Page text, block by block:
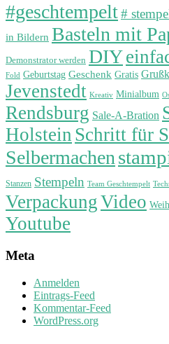
#geschtempelt#
in Bildern Basteln mit
Demonstrator werden DIY
Fold Geburtstag Geschenk Gratis
Jevenstedt Kreativ Minialbum
Rendsburg Sale-A-Bration
Holstein Schritt für
Selbermachen
Stanzen Stempeln Team Geschtempelt
VerpackungVideo
Youtube
Meta
Anmelden
Eintrags-Feed
Kommentar-Feed
WordPress.org